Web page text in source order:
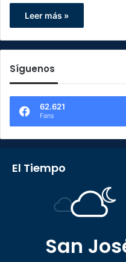
Leer más »
Síguenos
62.621
Fans
El Tiempo
San